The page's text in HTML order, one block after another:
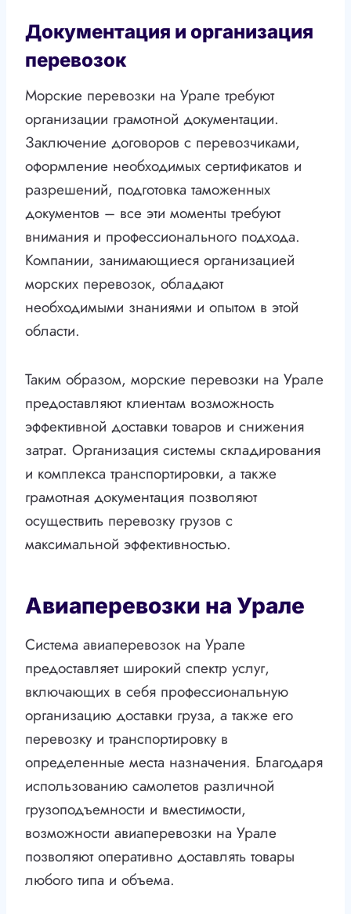
Документация и организация
перевозок
Морские перевозки на Урале требуют
организации грамотной документации.
Заключение договоров с перевозчиками,
оформление необходимых сертификатов и
разрешений, подготовка таможенных
документов – все эти моменты требуют
внимания и профессионального подхода.
Компании, занимающиеся организацией
морских перевозок, обладают
необходимыми знаниями и опытом в этой
области.
Таким образом, морские перевозки на Урале
предоставляют клиентам возможность
эффективной доставки товаров и снижения
затрат. Организация системы складирования
и комплекса транспортировки, а также
грамотная документация позволяют
осуществить перевозку грузов с
максимальной эффективностью.
Авиаперевозки на Урале
Система авиаперевозок на Урале
предоставляет широкий спектр услуг,
включающих в себя профессиональную
организацию доставки груза, а также его
перевозку и транспортировку в
определенные места назначения. Благодаря
использованию самолетов различной
грузоподъемности и вместимости,
возможности авиаперевозки на Урале
позволяют оперативно доставлять товары
любого типа и объема.